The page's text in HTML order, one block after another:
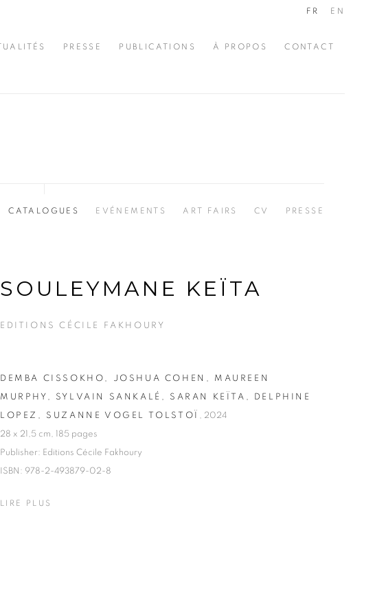
PRESSE PUBLICATIONS À PROPOS CONTACT
FR EN
CATALOGUES EVÉNEMENTS ART FAIRS CV PRESSE
SOULEYMANE KEÏTA
EDITIONS CÉCILE FAKHOURY
DEMBA CISSOKHO, JOSHUA COHEN, MAUREEN
MURPHY, SYLVAIN SANKALÉ, SARAN KEÏTA, DELPHINE
LOPEZ, SUZANNE VOGEL TOLSTOÏ 2024
28 x 21,5 cm, 185 pages
Publisher: Editions Cécile Fakhoury
ISBN: 978-2-493879-02-8
LIRE PLUS